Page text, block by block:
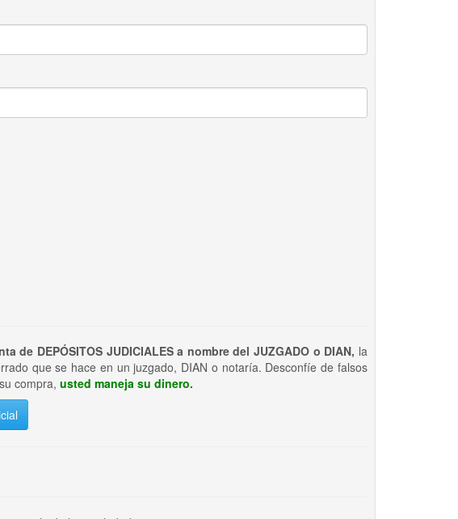
de DEPÓSITOS JUDICIALES a nombre del JUZGADO o DIAN, la
que se hace en un juzgado, DIAN o notaría. Desconfíe de falsos
compra, usted maneja su dinero.